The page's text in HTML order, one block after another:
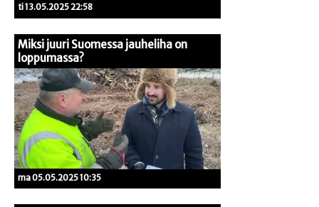
ti 13.05.2025 22:58
Miksi juuri Suomessa jauheliha on
loppumassa?
ma 05.05.2025 10:35